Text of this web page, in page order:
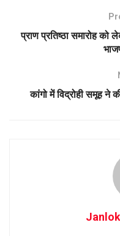
प्राण प्रतिष्ठा समारोह
कांगो में विद्रोही समूह ने